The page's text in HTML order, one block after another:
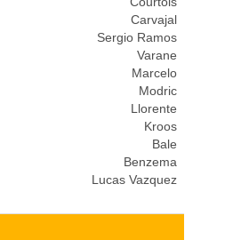
Carvajal
Sergio Ramos
Varane
Marcelo
Modric
Llorente
Kroos
Bale
Benzema
Lucas Vazquez